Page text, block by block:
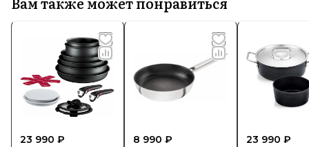
23 990 ₽ 8 990 ₽ 23 990 ₽